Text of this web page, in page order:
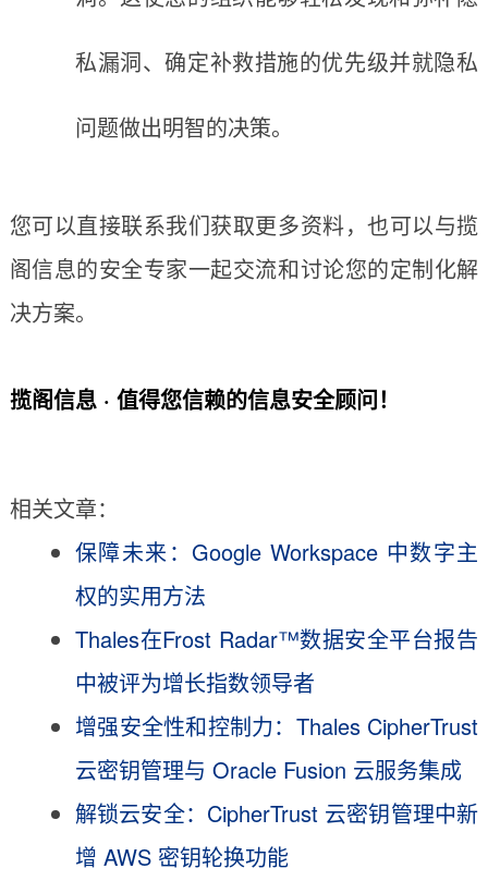
私漏洞、确定补救措施的优先级并就隐私
问题做出明智的决策。
您可以直接联系我们获取更多资料，也可以与揽
阁信息的安全专家一起交流和讨论您的定制化解
决方案。
揽阁信息 · 值得您信赖的信息安全顾问！
相关文章：
保障未来：Google Workspace 中数字主
权的实用方法
Thales在Frost Radar™数据安全平台报告
中被评为增长指数领导者
增强安全性和控制力：Thales CipherTrust
云密钥管理与 Oracle Fusion 云服务集成
解锁云安全：CipherTrust 云密钥管理中新
增 AWS 密钥轮换功能